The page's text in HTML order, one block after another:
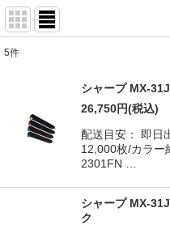
5件
シャープ MX-
26,750円(税込)
配送目安： 即日
12,000枚/カラー
2301FN …
シャープ MX-
ク